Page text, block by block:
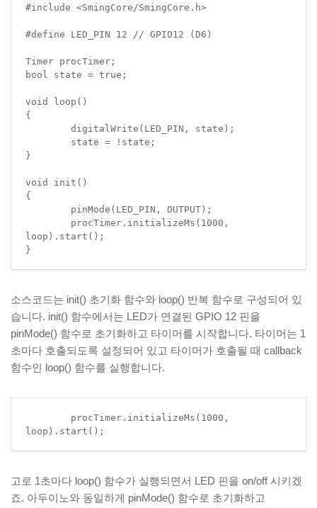
#include <SmingCore/SmingCore.h>
#define LED_PIN 12 // GPIO12 (D6)
Timer procTimer;
bool state = true;
void loop()
{
}
void init()
{
loop).start();
}
소스코드는 init() 초기화 함수와 loop() 반복 함수로 구성되어 있
습니다. init() 함수에서는 LED가 연결된 GPIO 12 핀을
pinMode() 함수로 초기화하고 타이머를 시작합니다. 타이머는 1
초마다 호출되도록 설정되어 있고 타이머가 호출될 때 callback
함수인 loop() 함수를 실행합니다.
loop).start();
고로 1초마다 loop() 함수가 실행되면서 LED 핀을 on/off 시키겠
죠. 아두이노와 동일하게 pinMode() 함수로 초기화하고